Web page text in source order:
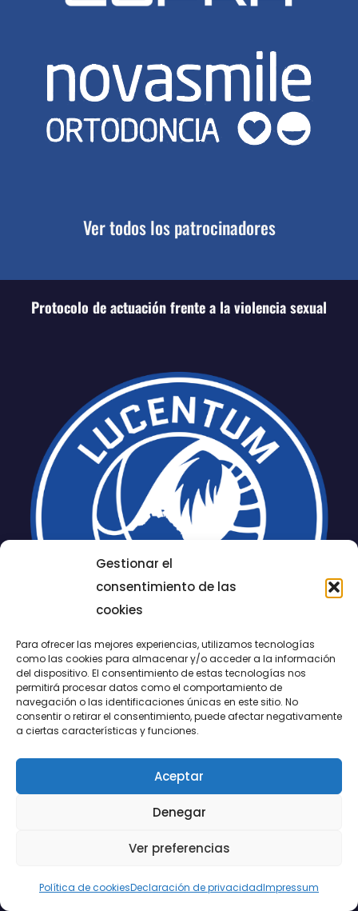
Gestionar el
consentimiento de las
cookies
Para ofrecer las mejores experiencias, utilizamos tecnologías
como las cookies para almacenar y/o acceder a la información
del dispositivo. El consentimiento de estas tecnologías nos
permitirá procesar datos como el comportamiento de
navegación o las identificaciones únicas en este sitio. No
consentir o retirar el consentimiento, puede afectar negativamente
a ciertas características y funciones.
Aceptar
Denegar
Ver preferencias
Política de cookiesDeclaración de privacidadImpressum
Ver todos los patrocinadores
Protocolo de actuación frente a la violencia sexual
LUCENTUM
ALICANTE
CONTACTO
@FundaciónLucentum página oficial
Aviso legal|Política de Cookies|Privacidad